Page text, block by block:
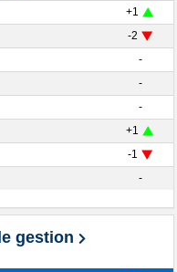
+1
-2
-
-
-
+1
-1
-
gestion